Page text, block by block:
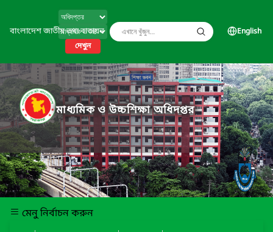
বাংলাদেশ জাতীয় তথ্য বাতায়ন
দেখুন
English
মাধ্যমিক ও উচ্চশিক্ষা অধিদপ্তর
মেনু নির্বাচন করুন